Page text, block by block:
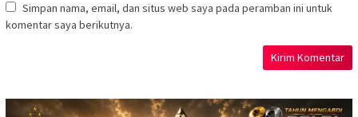
Simpan nama, email, dan situs web saya pada peramban ini untuk
komentar saya berikutnya.